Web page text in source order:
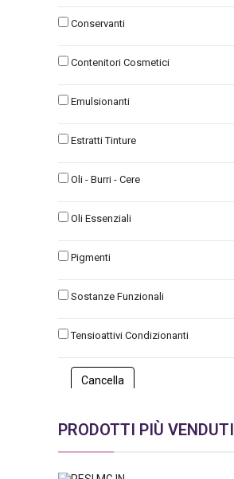
Conservanti
Contenitori Cosmetici
Emulsionanti
Estratti Tinture
Oli - Burri - Cere
Oli Essenziali
Pigmenti
Sostanze Funzionali
Tensioattivi Condizionanti
PRODOTTI PIÙ VENDUTI